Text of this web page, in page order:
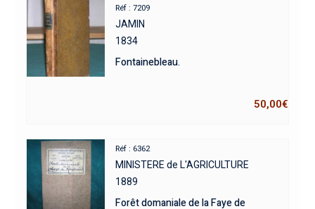
Réf : 7209
JAMIN
1834
Fontainebleau.
50,00€
Réf : 6362
MINISTERE de L'AGRICULTURE
1889
Forêt domaniale de la Faye de